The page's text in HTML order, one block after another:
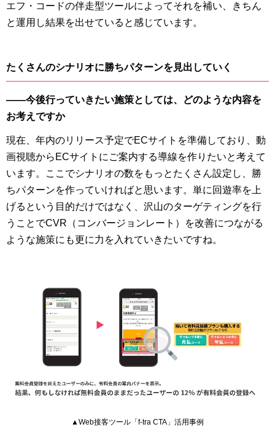
エフ・コードの伴走型ツールによってそれを補い、きちん
と運用し結果を出せていると感じています。
たくさんのシナリオに勝ちパターンを見出していく
――今後行っていきたい施策としては、どのような内容を
お考えですか
現在、年内のリリース予定でECサイトを準備しており、動
画視聴からECサイトにご案内する導線を作りたいと考えて
います。ここでシナリオの数をもっとたくさん設定し、勝
ちパターンを作っていければと思います。単に回遊率を上
げるという目的だけではなく、沢山のターゲティングを行
うことでCVR（コンバージョンレート）を改善につながる
ような施策にも更に力を入れていきたいですね。
▲Web接客ツール「f-tra CTA」活用事例